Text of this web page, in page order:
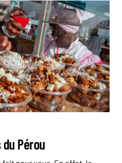
de Gastronomía
Pérou